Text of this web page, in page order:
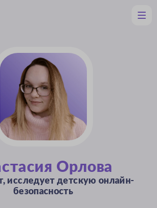
Орлова
исследует детскую онлайн-
безопасность